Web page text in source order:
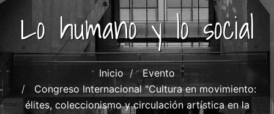
Lo humano y lo social
Inicio
Evento
Congreso Internacional "Cultura en movimiento:
élites, coleccionismo y circulación artística en la